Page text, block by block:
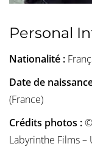
Personal
Nationalité :
Date de
(France)
Crédits photos :
Labyrinthe Films –